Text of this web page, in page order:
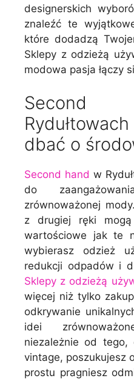
designerskich
znaleźć te
które dodadzą
Sklepy z odzieżą
modowa pasja łączy
Second
dbać o
Second hand w
do
zrównoważonej
z drugiej ręki
wartościowe jak te
wybierasz odzież
redukcji odpadów i
Sklepy z odzieżą
więcej niż tylko
odkrywanie
idei
niezależnie od tego,
vintage, poszukujesz
prostu pragniesz